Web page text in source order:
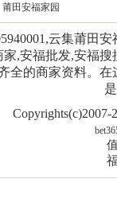
莆田安福家园
云集莆田
,安福批发,安福
全的商家资料。